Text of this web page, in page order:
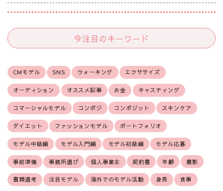
今注目のキーワード
CMモデル SNS ウォーキング エクササイズ
オーディション オススメ記事 お金 キャスティング
コマーシャルモデル コンポジ コンポジット スキンケア
ダイエット ファッションモデル ポートフォリオ
モデル中級編 モデル入門編 モデル初級編 モデル応募
事前準備 事務所選び 個人事業主 契約書 年齢 撮影
書類選考 注目モデル 海外でのモデル活動 身長 食事